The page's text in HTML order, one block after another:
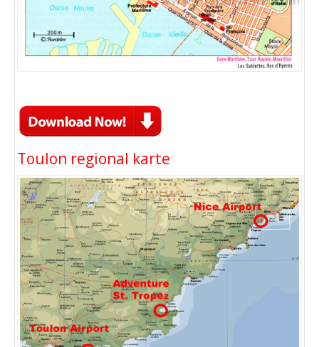
Toulon regional karte